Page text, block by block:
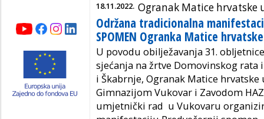
18.11.2022. Ogranak Matice hrvatske
Održana tradicionalna
SPOMEN Ogranka Matice
U povodu obilježavanja 31.
sjećanja na žrtve Domovinskog rata
i Škabrnje, Ogranak Matice
Gimnazijom Vukovar i Zavodom
umjetnički rad u Vukovaru